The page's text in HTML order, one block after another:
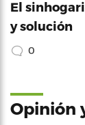
El
y solución
0
Opinión